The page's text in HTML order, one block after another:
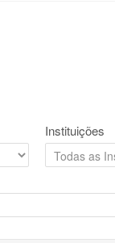
Instituições